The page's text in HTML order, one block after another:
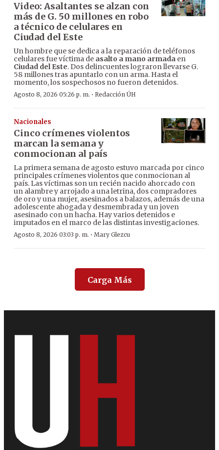
Video: Asaltantes se alzan con
más de G. 50 millones en robo
a técnico de celulares en
Ciudad del Este
Un hombre que se dedica a la reparación de teléfonos
celulares fue víctima de asalto a mano armada en
Ciudad del Este. Dos delincuentes lograron llevarse G.
58 millones tras apuntarlo con un arma. Hasta el
momento, los sospechosos no fueron detenidos.
Agosto 8, 2026 05:26 p. m. · Redacción ÚH
Nacionales
Cinco crímenes violentos
marcan la semana y
conmocionan al país
La primera semana de agosto estuvo marcada por cinco
principales crímenes violentos que conmocionan al
país. Las víctimas son un recién nacido ahorcado con
un alambre y arrojado a una letrina, dos compradores
de oro y una mujer, asesinados a balazos, además de una
adolescente ahogada y desmembrada y un joven
asesinado con un hacha. Hay varios detenidos e
imputados en el marco de las distintas investigaciones.
Agosto 8, 2026 03:03 p. m. · Mary Glezcu
Carga Más